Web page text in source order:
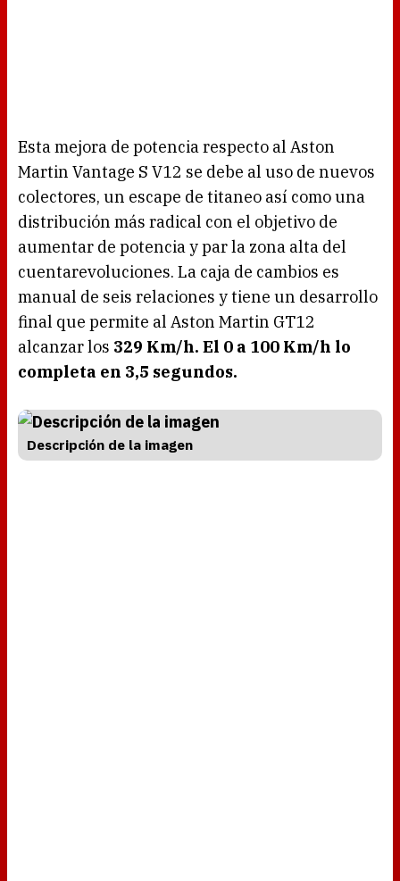
Esta mejora de potencia respecto al Aston
Martin Vantage S V12 se debe al uso de nuevos
colectores, un escape de titaneo así como una
distribución más radical con el objetivo de
aumentar de potencia y par la zona alta del
cuentarevoluciones. La caja de cambios es
manual de seis relaciones y tiene un desarrollo
final que permite al Aston Martin GT12
alcanzar los 329 Km/h. El 0 a 100 Km/h lo
completa en 3,5 segundos.
Descripción de la imagen